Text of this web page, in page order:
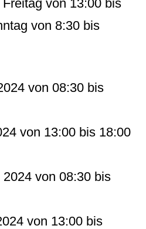
von 13:00 bis
von 8:30 bis
von 08:30 bis
von 13:00 bis 18:00
von 08:30 bis
von 13:00 bis